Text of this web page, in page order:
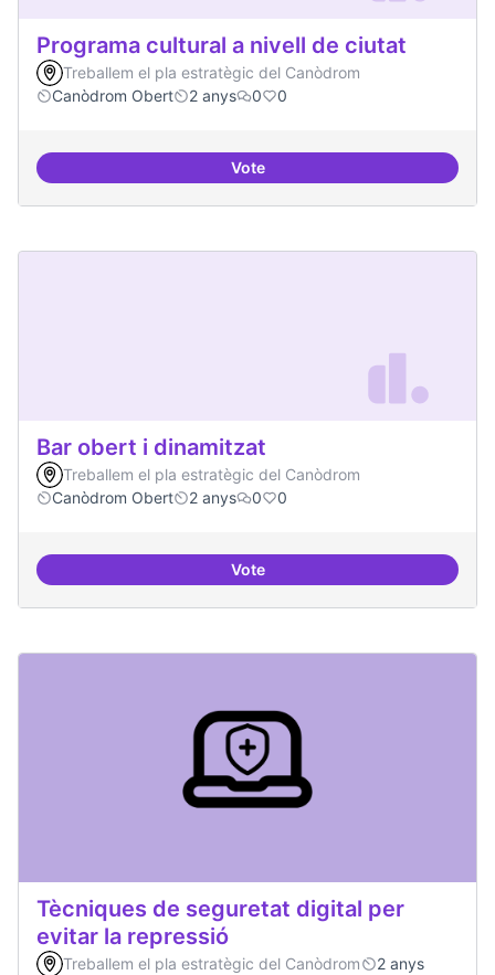
Programa cultural a nivell de ciutat
Treballem el pla estratègic del Canòdrom
Canòdrom Obert
2 anys 0 0
VotePrograma cultural a nivell de
Bar obert i dinamitzat
Treballem el pla estratègic del Canòdrom
Canòdrom Obert
2 anys 0 0
VoteBar obert i dinamitzat
Tècniques de seguretat digital per
evitar la repressió
Treballem el pla estratègic del Canòdrom
2 anys